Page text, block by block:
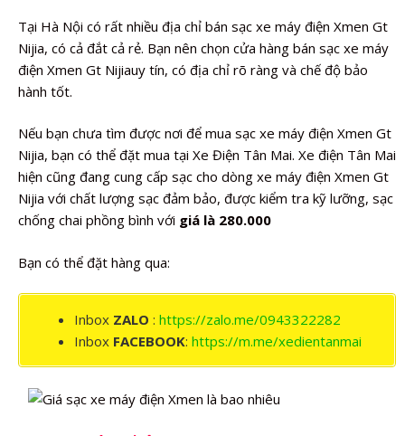
Tại Hà Nội có rất nhiều địa chỉ bán sạc xe máy điện Xmen Gt
Nijia, có cả đắt cả rẻ. Bạn nên chọn cửa hàng bán sạc xe máy
điện Xmen Gt Nijiauy tín, có địa chỉ rõ ràng và chế độ bảo
hành tốt.
Nếu bạn chưa tìm được nơi để mua sạc xe máy điện Xmen Gt
Nijia, bạn có thể đặt mua tại Xe Điện Tân Mai. Xe điện Tân Mai
hiện cũng đang cung cấp sạc cho dòng xe máy điện Xmen Gt
Nijia với chất lượng sạc đảm bảo, được kiểm tra kỹ lưỡng, sạc
chống chai phồng bình với giá là 280.000
Bạn có thể đặt hàng qua:
Inbox ZALO : https://zalo.me/0943322282
Inbox FACEBOOK: https://m.me/xedientanmai